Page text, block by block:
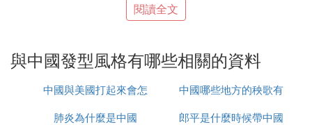
：傳統工藝飾品，適合復原造型。
低馬尾+發帶：簡約利落，適合中性風漢服（如道
閱讀全文
與中國發型風格有哪些相關的資料
中國與美國打起來會怎
麼樣
中國哪些地方的秧歌有
名
肺炎為什麼是中國
郎平是什麼時候帶中國